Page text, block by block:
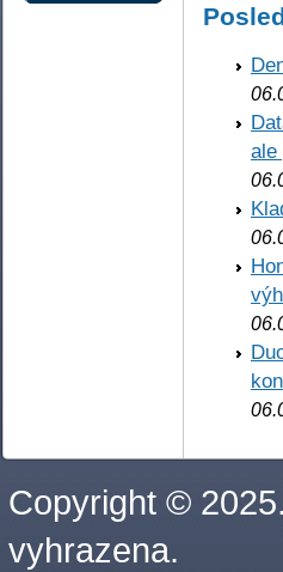
ale
Copyright ©
vyhrazena.